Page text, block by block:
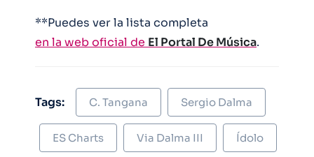
**Puedes ver la lista completa
en la web oficial de El Portal De Música.
Tags: C. Tangana Sergio Dalma
ES Charts Via Dalma III Ídolo